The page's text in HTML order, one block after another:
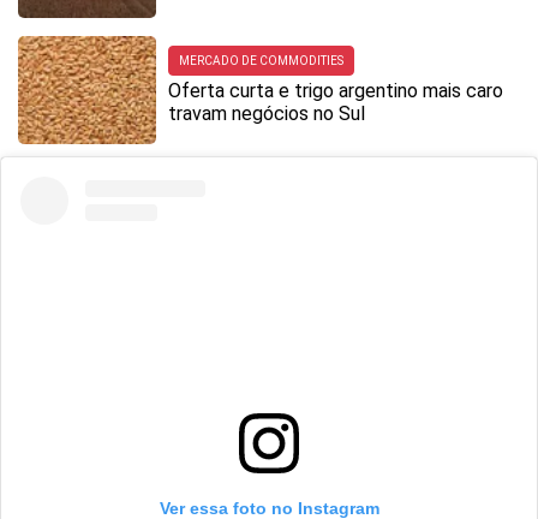
MERCADO DE COMMODITIES
Oferta curta e trigo argentino mais caro
travam negócios no Sul
Ver essa foto no Instagram